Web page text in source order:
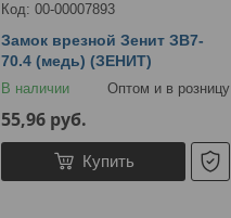
00-00007893
Замок врезной Зенит ЗВ7-
70.4 (медь) (ЗЕНИТ)
В наличии Оптом и в розницу
55,96 руб.
Купить